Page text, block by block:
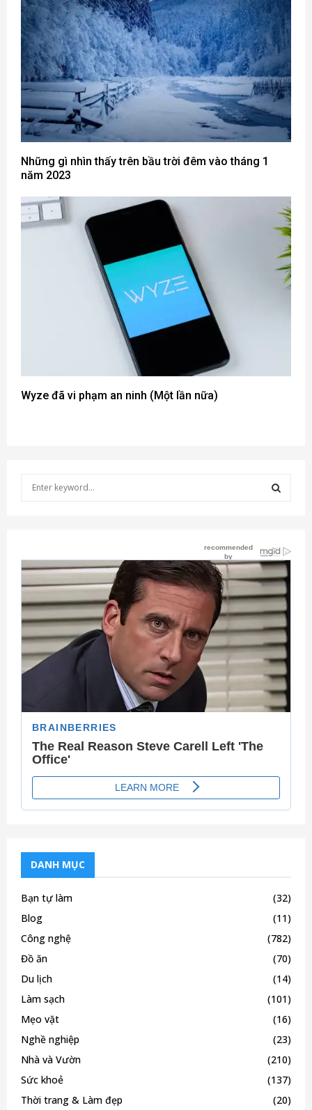
Những gì nhìn thấy trên bầu trời đêm vào tháng 1
năm 2023
Wyze đã vi phạm an ninh (Một lần nữa)
f
o
r
:
A
R
C
H
DANH MỤC
Bạn tự làm
(32)
Blog
(11)
Công nghệ
(782)
Đồ ăn
(70)
Du lịch
(14)
Làm sạch
(101)
Mẹo vặt
(16)
Nghề nghiệp
(23)
Nhà và Vườn
(210)
Sức khoẻ
(137)
Thời trang & Làm đẹp
(20)